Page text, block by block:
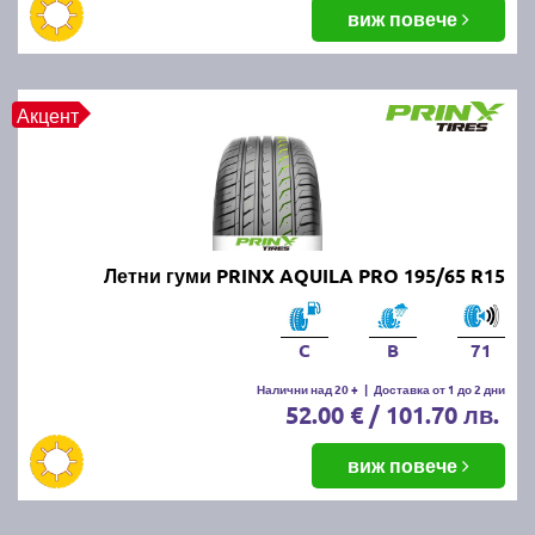
балансировка и реглаж на предния и задния мост.
Неравномерното износване може да е знак за
гуми.
Как да се грижим за летните
Проверявайте редовно налягането, дълбочината
на протектора и състоянието на гумите. Избягвайте
рязко спиране и агресивно шофиране, тъй като
това води до по-бързо износване. Почиствайте
гумите от кал и камъчета и ги проверявайте за
Как се съхраняват зимните и
летни гуми?
виж повече
Акцент
Летни гуми PRINX AQUILA PRO 195/65 R15
C B 71
Налични над 20 + | Доставка от 1 до 2 дни
52.00 € / 101.70 лв.
виж повече